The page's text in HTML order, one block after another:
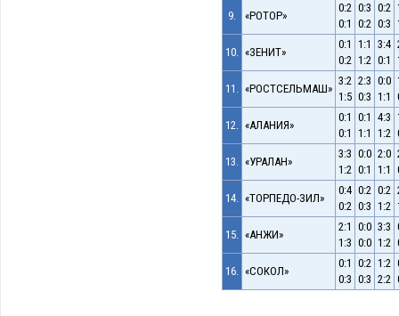
9. «РОТОР»
0:2
0:1
0:3
0:2
0:2
0:3
10. «ЗЕНИТ»
0:1
0:2
1:1
1:2
3:4
0:1
11. «РОСТСЕЛЬМАШ»
3:2
1:5
2:3
0:3
0:0
1:1
12. «АЛАНИЯ»
0:1
0:1
0:1
1:1
4:3
1:2
13. «УРАЛАН»
3:3
1:2
0:0
0:1
2:0
1:1
14. «ТОРПЕДО-ЗИЛ»
0:4
0:2
0:2
0:3
0:2
1:2
15. «АНЖИ»
2:1
1:3
0:0
0:0
3:3
1:2
16. «СОКОЛ»
0:1
0:3
0:2
0:3
1:2
2:2